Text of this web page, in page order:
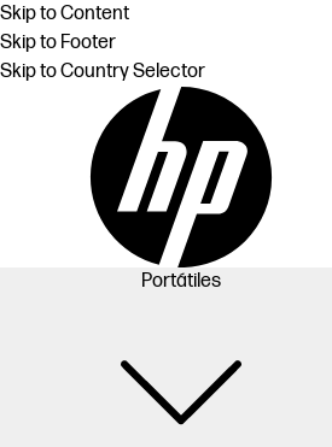
Skip to Content
Skip to Footer
Skip to Country Selector
Portátiles